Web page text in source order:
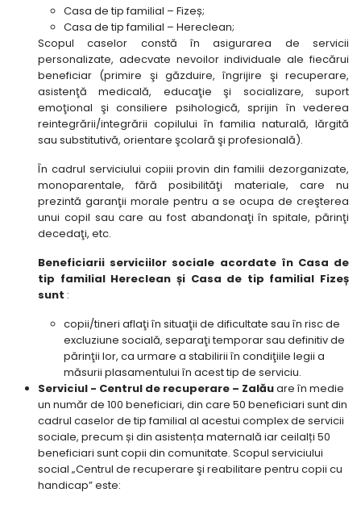
Casa de tip familial – Fizeș;
Casa de tip familial – Hereclean;
Scopul caselor constă în asigurarea de servicii
personalizate, adecvate nevoilor individuale ale fiecărui
beneficiar (primire şi găzduire, îngrijire şi recuperare,
asistenţă medicală, educaţie şi socializare, suport
emoţional şi consiliere psihologică, sprijin în vederea
reintegrării/integrării copilului în familia naturală, lărgită
sau substitutivă, orientare şcolară şi profesională).
În cadrul serviciului copiii provin din familii dezorganizate,
monoparentale, fără posibilităţi materiale, care nu
prezintă garanţii morale pentru a se ocupa de creşterea
unui copil sau care au fost abandonaţi în spitale, părinţi
decedaţi, etc.
Beneficiarii serviciilor sociale acordate în Casa de
tip familial Hereclean și Casa de tip familial Fizeș
sunt :
copii/tineri aflaţi în situaţii de dificultate sau în risc de
excluziune socială, separaţi temporar sau definitiv de
părinţii lor, ca urmare a stabilirii în condiţiile legii a
măsurii plasamentului în acest tip de serviciu.
Serviciul - Centrul de recuperare – Zalăuare în medie
un număr de 100 beneficiari, din care 50 beneficiari sunt din
cadrul caselor de tip familial al acestui complex de servicii
sociale, precum și din asistența maternală iar ceilalți 50
beneficiari sunt copii din comunitate. Scopul serviciului
social „Centrul de recuperare şi reabilitare pentru copii cu
handicap” este: